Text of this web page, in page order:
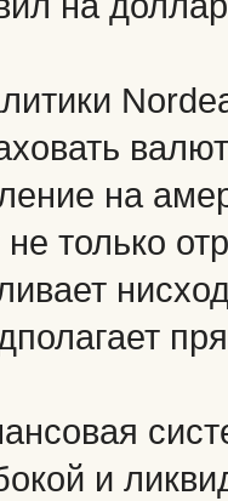
на
не только
и